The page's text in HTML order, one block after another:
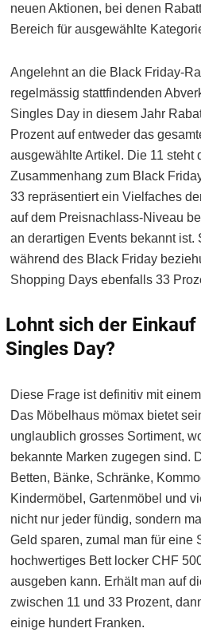
neuen Aktionen, bei denen
Bereich für ausgewählte
Angelehnt an die Black Friday-
regelmässig stattfindenden
Singles Day in diesem Jahr
Prozent auf entweder das
ausgewählte Artikel. Die 11 steht
Zusammenhang zum Black
33 repräsentiert ein Vielfaches
auf dem Preisnachlass-Niveau
an derartigen Events bekannt ist.
während des Black Friday
Shopping Days ebenfalls 33
Lohnt sich der
Singles Day?
Diese Frage ist definitiv mit
Das Möbelhaus mömax bietet
unglaublich grosses Sortiment,
bekannte Marken zugegen sind.
Betten, Bänke, Schränke,
Kindermöbel, Gartenmöbel und
nicht nur jeder fündig, sondern
Geld sparen, zumal man für eine
hochwertiges Bett locker CHF
ausgeben kann. Erhält man auf
zwischen 11 und 33 Prozent,
einige hundert Franken.